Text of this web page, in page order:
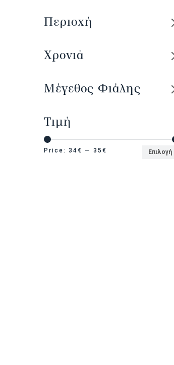
Περιοχή
Χρονιά
Μέγεθος Φιάλης
Τιμή
Επιλογή
Price: 34€ — 35€